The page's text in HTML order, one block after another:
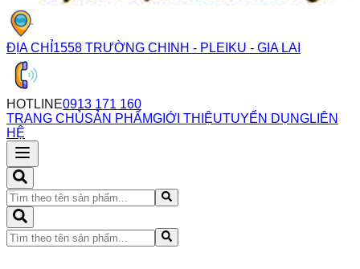
ĐỊA CHỈ 1558 TRƯỜNG CHINH - PLEIKU - GIA LAI
HOTLINE0913 171 160
TRANG CHỦSẢN PHẨMGIỚI THIỆUTUYỂN DỤNGLIÊN
HỆ